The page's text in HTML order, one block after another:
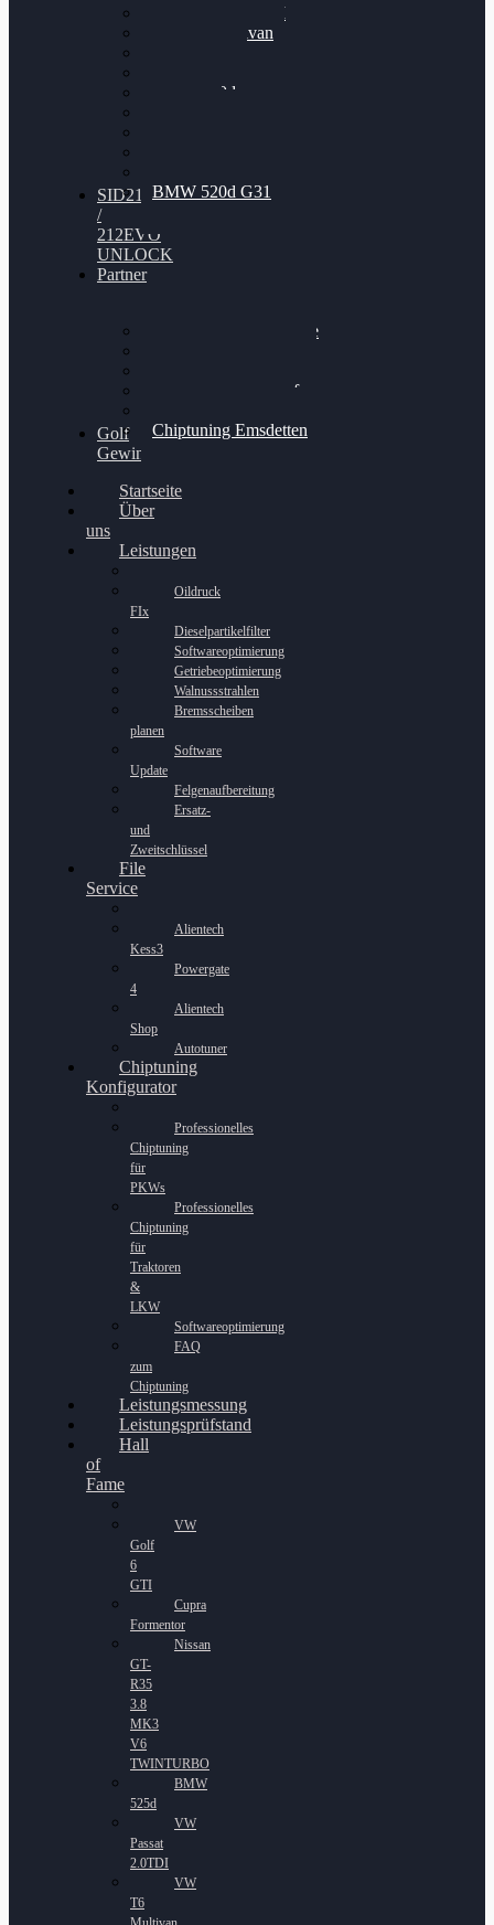
VW Passat 2.0TDI
VW T6 Multivan
BMW 120d
BMW 520d G31
SID212
/
212EVO
UNLOCK
Partner
Bilgenroth Performance
Chiptuning Schüttorf
Chiptuning Emsdetten
Golf
Gewinnspiel
Startseite
Über
uns
Leistungen
Oildruck
FIx
Dieselpartikelfilter
Softwareoptimierung
Getriebeoptimierung
Walnussstrahlen
Bremsscheiben
planen
Software
Update
Felgenaufbereitung
Ersatz-
und
Zweitschlüssel
File
Service
Alientech
Kess3
Powergate
4
Alientech
Shop
Autotuner
Chiptuning
Konfigurator
Professionelles
Chiptuning
für
PKWs
Professionelles
Chiptuning
für
Traktoren
&
LKW
Softwareoptimierung
FAQ
zum
Chiptuning
Leistungsmessung
Leistungsprüfstand
Hall
of
Fame
VW
Golf
6
GTI
Cupra
Formentor
Nissan
GT-
R35
3.8
MK3
V6
TWINTURBO
BMW
525d
VW
Passat
2.0TDI
VW
T6